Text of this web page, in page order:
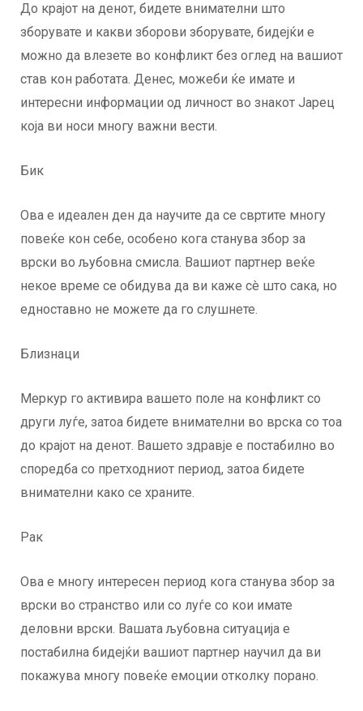
До крајот на денот, бидете внимателни што
зборувате и какви зборови зборувате, бидејќи е
можно да влезете во конфликт без оглед на вашиот
став кон работата. Денес, можеби ќе имате и
интересни информации од личност во знакот Јарец
која ви носи многу важни вести.
Бик
Ова е идеален ден да научите да се свртите многу
повеќе кон себе, особено кога станува збор за
врски во љубовна смисла. Вашиот партнер веќе
некое време се обидува да ви каже сè што сака, но
едноставно не можете да го слушнете.
Близнаци
Меркур го активира вашето поле на конфликт со
други луѓе, затоа бидете внимателни во врска со тоа
до крајот на денот. Вашето здравје е постабилно во
споредба со претходниот период, затоа бидете
внимателни како се храните.
Рак
Ова е многу интересен период кога станува збор за
врски во странство или со луѓе со кои имате
деловни врски. Вашата љубовна ситуација е
постабилна бидејќи вашиот партнер научил да ви
покажува многу повеќе емоции отколку порано.